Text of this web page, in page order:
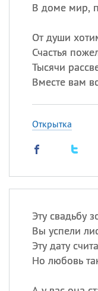
В доме мир,
От души
Счастья
Тысячи
Вместе вам
Открытка
Эту свадьбу
Вы успели
Эту дату
Но любовь